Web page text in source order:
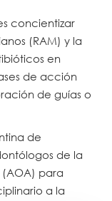
concientizar
(RAM) y la
en
de acción
de guías o
de
de la
para
a la